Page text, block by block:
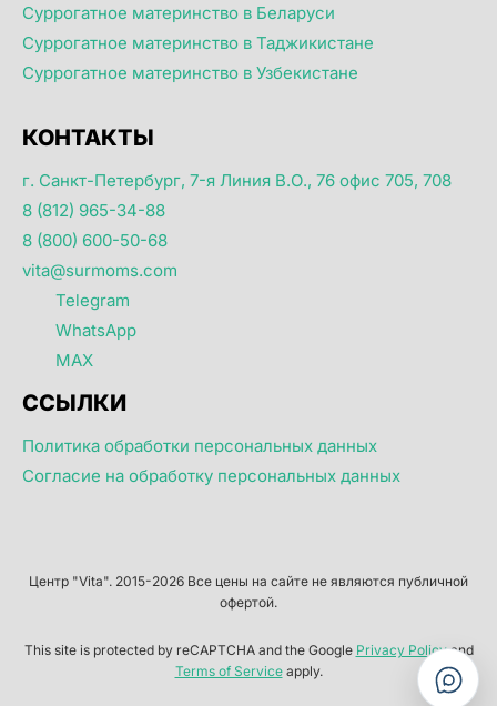
Суррогатное материнство в Беларуси
Суррогатное материнство в Таджикистане
Суррогатное материнство в Узбекистане
КОНТАКТЫ
г. Санкт-Петербург, 7-я Линия В.О., 76 офис 705, 708
8 (812) 965-34-88
8 (800) 600-50-68
vita@surmoms.com
Telegram
WhatsApp
MAX
ССЫЛКИ
Политика обработки персональных данных
Согласие на обработку персональных данных
Центр "Vita". 2015-2026 Все цены на сайте не являются публичной
офертой.
This site is protected by reCAPTCHA and the Google Privacy Policyand
Terms of Serviceapply.